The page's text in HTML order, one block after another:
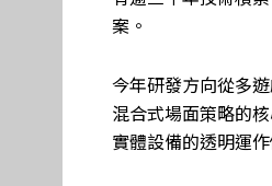
案。
今年研發方向從多
混合式場面策略的
實體設備的透明運